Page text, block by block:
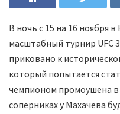
В ночь с 15 на 16 ноября
масштабный турнир UFC
приковано к
который попытается
чемпионом промоушена в
соперниках у Махачева